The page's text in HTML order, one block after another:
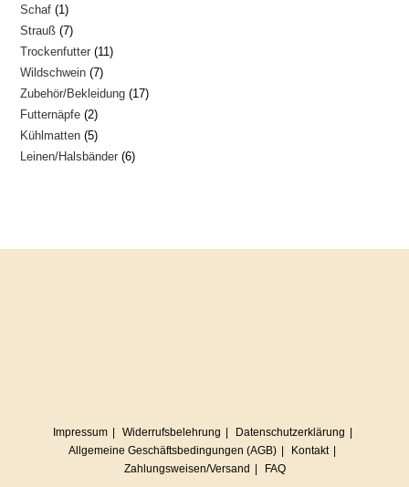
Schaf 11
Produkt
Strauß 77
Produkte
Trockenfutter 1111
Wildschwein 77
Produkte
Zubehör/Bekleidung 1717
Futternäpfe 22
Produkte
Kühlmatten 55
Produkte
Leinen/Halsbänder 66
Impressum Widerrufsbelehrung
Datenschutzerklärung
Allgemeine Geschäftsbedingungen (AGB)
Kontakt
Zahlungsweisen/Versand
FAQ